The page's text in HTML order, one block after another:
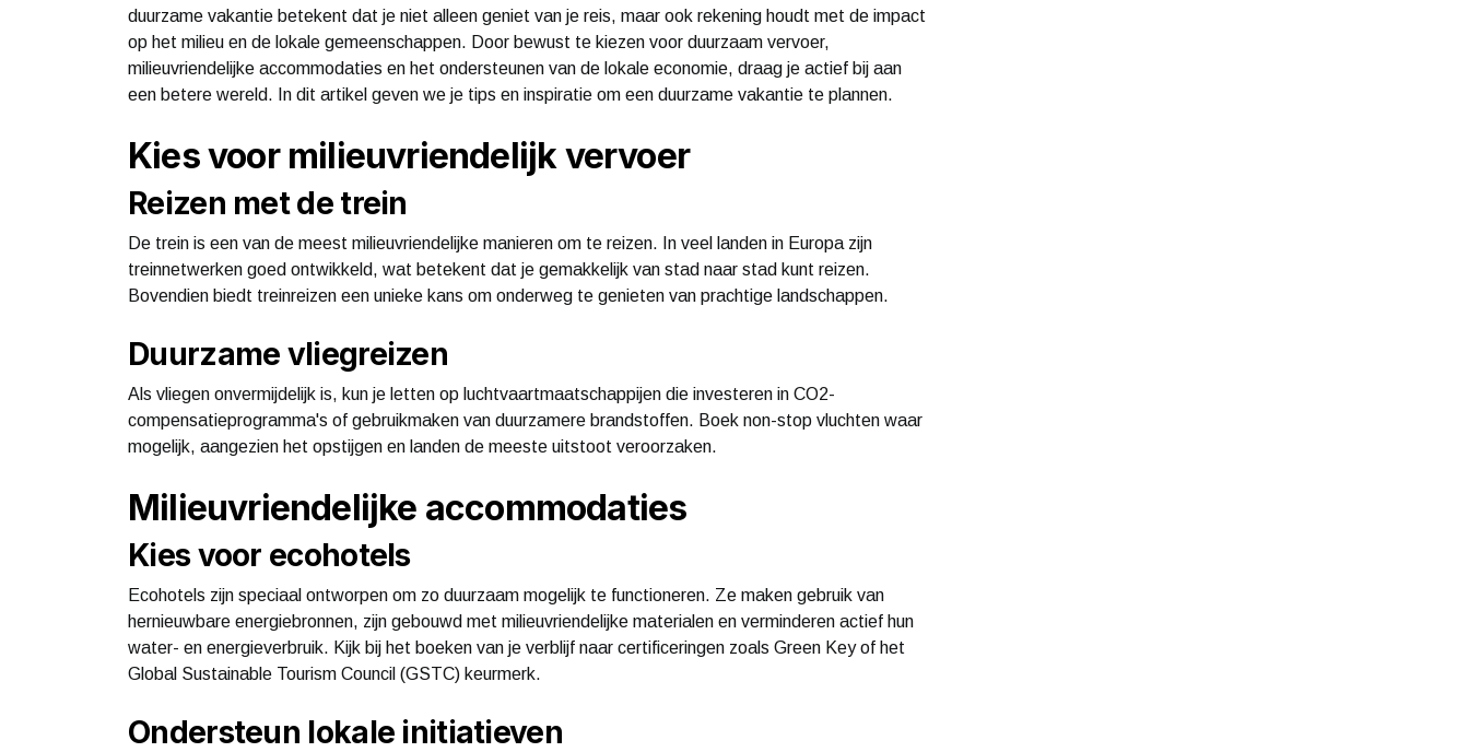
duurzame vakantie betekent dat je niet alleen geniet van je reis, maar ook rekening houdt met de impact
op het milieu en de lokale gemeenschappen. Door bewust te kiezen voor duurzaam vervoer,
milieuvriendelijke accommodaties en het ondersteunen van de lokale economie, draag je actief bij aan
een betere wereld. In dit artikel geven we je tips en inspiratie om een duurzame vakantie te plannen.
Kies voor milieuvriendelijk vervoer
Reizen met de trein
De trein is een van de meest milieuvriendelijke manieren om te reizen. In veel landen in Europa zijn
treinnetwerken goed ontwikkeld, wat betekent dat je gemakkelijk van stad naar stad kunt reizen.
Bovendien biedt treinreizen een unieke kans om onderweg te genieten van prachtige landschappen.
Duurzame vliegreizen
Als vliegen onvermijdelijk is, kun je letten op luchtvaartmaatschappijen die investeren in CO2-
compensatieprogramma's of gebruikmaken van duurzamere brandstoffen. Boek non-stop vluchten waar
mogelijk, aangezien het opstijgen en landen de meeste uitstoot veroorzaken.
Milieuvriendelijke accommodaties
Kies voor ecohotels
Ecohotels zijn speciaal ontworpen om zo duurzaam mogelijk te functioneren. Ze maken gebruik van
hernieuwbare energiebronnen, zijn gebouwd met milieuvriendelijke materialen en verminderen actief hun
water- en energieverbruik. Kijk bij het boeken van je verblijf naar certificeringen zoals Green Key of het
Global Sustainable Tourism Council (GSTC) keurmerk.
Ondersteun lokale initiatieven